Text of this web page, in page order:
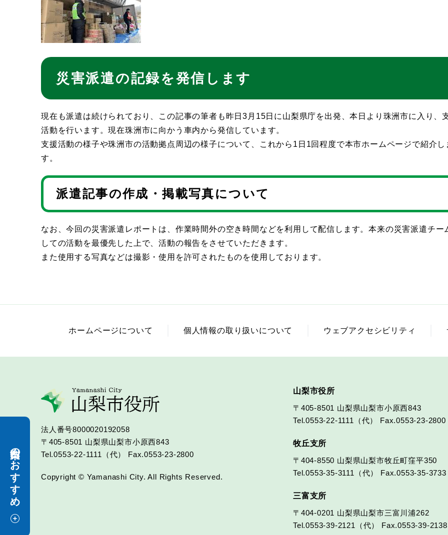
山梨市のおすすめ
災害派遣の記録を発信します
現在も派遣は続けられており、この記事の筆者も昨日3月15日に山梨県庁を出発、本日より珠洲市に入り、
活動を行います。現在珠洲市に向かう車内から発信しています。
支援活動の様子や珠洲市の活動拠点周辺の様子について、これから1日1回程度で本市ホームページで紹介し
す。
派遣記事の作成・掲載写真について
なお、今回の災害派遣レポートは、作業時間外の空き時間などを利用して配信します。本来の災害派遣チー
しての活動を最優先した上で、活動の報告をさせていただきます。
また使用する写真などは撮影・使用を許可されたものを使用しております。
ホームページについて 個人情報の取り扱いについて ウェブアクセシビリティ
法人番号8000020192058
〒405-8501 山梨県山梨市小原西843
Tel.0553-22-1111（代）
Fax.0553-23-2800
Copyright © Yamanashi City. All Rights Reserved.
山梨市役所
〒405-8501 山梨県山梨市小原西843
Tel.0553-22-1111（代）
Fax.0553-23-2800
牧丘支所
〒404-8550 山梨県山梨市牧丘町窪平350
Tel.0553-35-3111（代）
Fax.0553-35-3733
三富支所
〒404-0201 山梨県山梨市三富川浦262
Tel.0553-39-2121（代）
Fax.0553-39-2138